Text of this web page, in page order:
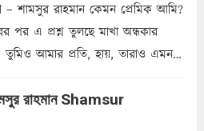
– শামসুর রাহমান কেমন প্রেমিক আমি?
পর এ প্রশ্ন তুলছে মাখা অন্ধকার
তুমিও আমার প্রতি, হায়, তারাও এমন
একটি দেয়াল নিমেষেই ভীষণ
রাহমান Shamsur